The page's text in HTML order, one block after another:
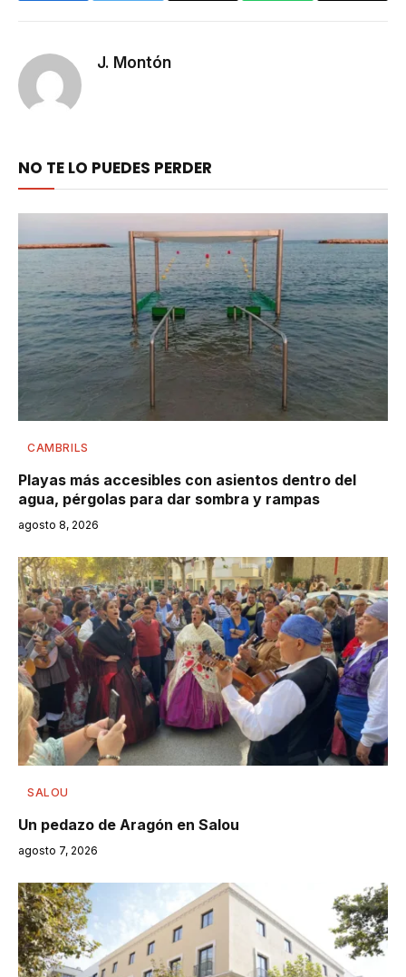
J. Montón
NO TE LO PUEDES PERDER
CAMBRILS
Playas más accesibles con asientos dentro del
agua, pérgolas para dar sombra y rampas
agosto 8, 2026
SALOU
Un pedazo de Aragón en Salou
agosto 7, 2026